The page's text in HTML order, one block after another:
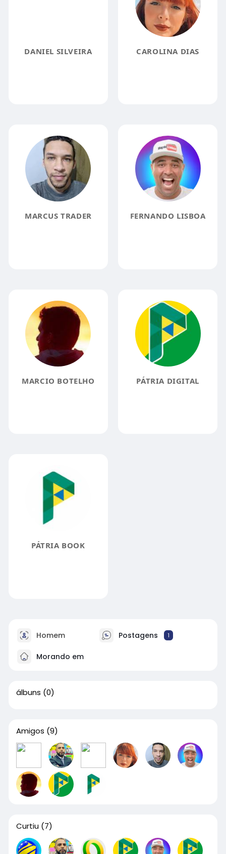
DANIEL SILVEIRA CAROLINA DIAS
MARCUS TRADER FERNANDO LISBOA
MARCIO BOTELHO PÁTRIA DIGITAL
PÁTRIA BOOK
Homem Postagens 1
Morando em
álbuns (0)
Amigos (9)
Curtiu (7)